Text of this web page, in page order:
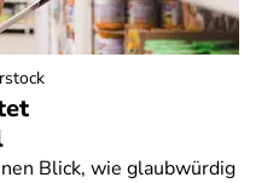
Blick, wie glaubwürdig